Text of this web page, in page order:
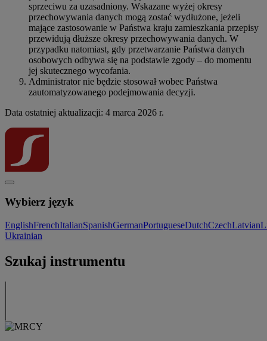
sprzeciwu za uzasadniony. Wskazane wyżej okresy
przechowywania danych mogą zostać wydłużone, jeżeli
mające zastosowanie w Państwa kraju zamieszkania przepisy
przewidują dłuższe okresy przechowywania danych. W
przypadku natomiast, gdy przetwarzanie Państwa danych
osobowych odbywa się na podstawie zgody – do momentu
jej skutecznego wycofania.
Administrator nie będzie stosował wobec Państwa
zautomatyzowanego podejmowania decyzji.
Data ostatniej aktualizacji: 4 marca 2026 r.
Wybierz język
EnglishFrenchItalianSpanishGermanPortugueseDutchCzechLatvian
Ukrainian
Szukaj instrumentu